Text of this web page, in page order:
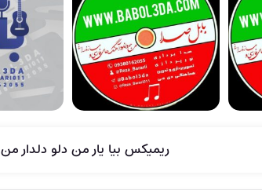
ریمیکس بیا یار من دلو دلدار من